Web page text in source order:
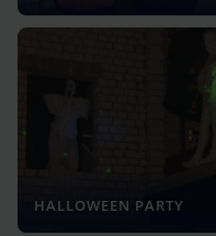
HALLOWEEN PARTY